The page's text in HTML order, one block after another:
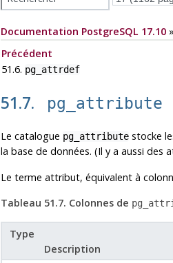
Documentation PostgreSQL 17.10 »
Précédent
51.6. pg_attrdef
51.7. pg_attribute
Le catalogue pg_attribute stocke
la base de données. (Il y a aussi
Le terme attribut, équivalent à
Tableau 51.7. Colonnes de
Type
Description